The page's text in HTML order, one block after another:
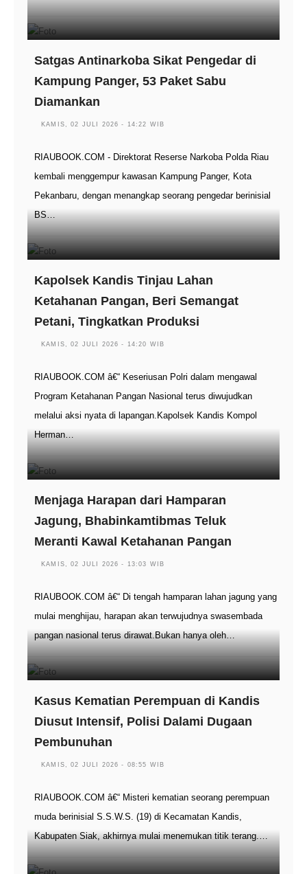
Satgas Antinarkoba Sikat Pengedar di
Kampung Panger, 53 Paket Sabu
Diamankan
KAMIS, 02 JULI 2026 - 14:22 WIB
RIAUBOOK.COM - Direktorat Reserse Narkoba Polda Riau
kembali menggempur kawasan Kampung Panger, Kota
Pekanbaru, dengan menangkap seorang pengedar berinisial
BS…
Kapolsek Kandis Tinjau Lahan
Ketahanan Pangan, Beri Semangat
Petani, Tingkatkan Produksi
KAMIS, 02 JULI 2026 - 14:20 WIB
RIAUBOOK.COM â€“ Keseriusan Polri dalam mengawal
Program Ketahanan Pangan Nasional terus diwujudkan
melalui aksi nyata di lapangan.Kapolsek Kandis Kompol
Herman…
Menjaga Harapan dari Hamparan
Jagung, Bhabinkamtibmas Teluk
Meranti Kawal Ketahanan Pangan
KAMIS, 02 JULI 2026 - 13:03 WIB
RIAUBOOK.COM â€“ Di tengah hamparan lahan jagung yang
mulai menghijau, harapan akan terwujudnya swasembada
pangan nasional terus dirawat.Bukan hanya oleh…
Kasus Kematian Perempuan di Kandis
Diusut Intensif, Polisi Dalami Dugaan
Pembunuhan
KAMIS, 02 JULI 2026 - 08:55 WIB
RIAUBOOK.COM â€“ Misteri kematian seorang perempuan
muda berinisial S.S.W.S. (19) di Kecamatan Kandis,
Kabupaten Siak, akhirnya mulai menemukan titik terang.…